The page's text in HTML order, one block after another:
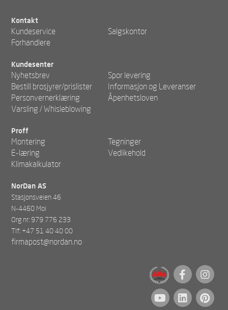
Kontakt
Kundeservice
Salgskontor
Forhandlere
Kundesenter
Nyhetsbrev
Spor levering
Bestill brosjyrer/prislister
Informasjon og Leveranser
Personvernerklæring
Åpenhetsloven
Varsling / Whisleblowing
Proff
Montering
Tegninger
E-læring
Vedlikehold
Klimakalkulator
NorDan AS
Stasjonsveien 46
N-4460 Moi
Org nr: 979 776 233
Tlf: +47 51 40 40 00
firmapost@nordan.no